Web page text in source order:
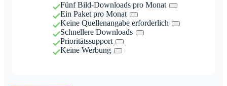
Fünf Bild-Downloads pro Monat
Ein Paket pro Monat
Keine Quellenangabe erforderlich
Schnellere Downloads
Prioritätssupport
Keine Werbung